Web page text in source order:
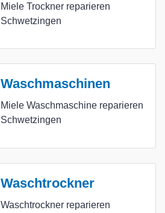
Miele Trockner reparieren
Schwetzingen
Waschmaschinen
Miele Waschmaschine reparieren
Schwetzingen
Waschtrockner
Waschtrockner reparieren